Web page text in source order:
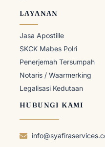
LAYANAN
Jasa Apostille
SKCK Mabes Polri
Penerjemah Tersumpah
Notaris / Waarmerking
Legalisasi Kedutaan
HUBUNGI KAMI